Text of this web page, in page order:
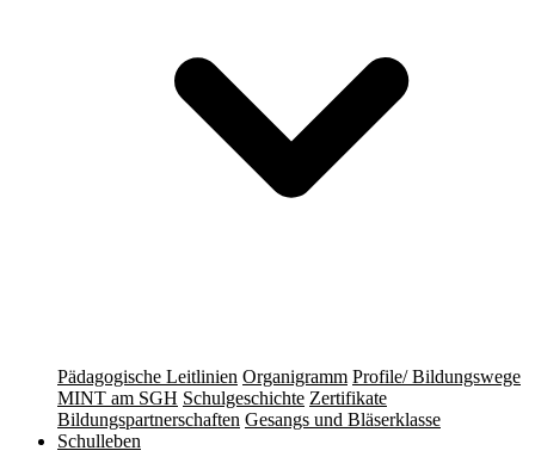
Pädagogische Leitlinien Organigramm Profile/ Bildungswege
MINT am SGH Schulgeschichte Zertifikate
Bildungspartnerschaften Gesangs und Bläserklasse
Schulleben